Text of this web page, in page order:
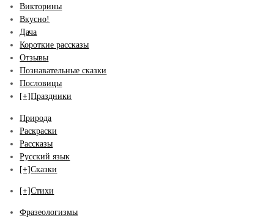
Викторины
Вкусно!
Дача
Короткие рассказы
Отзывы
Познавательные сказки
Пословицы
[+]Праздники
Природа
Раскраски
Рассказы
Русский язык
[+]Сказки
[+]Стихи
Фразеологизмы